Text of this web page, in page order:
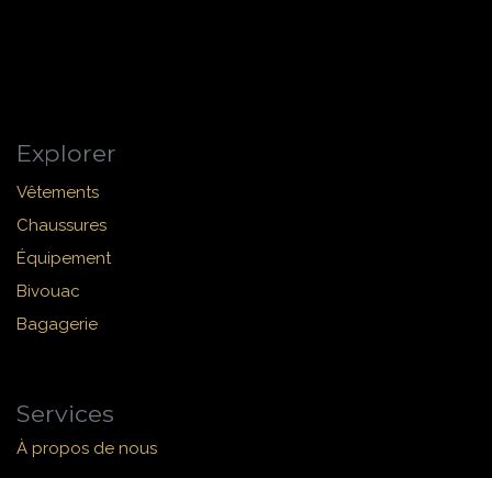
Explorer
Vêtements
Chaussures
Équipement
Bivouac
Bagagerie
Services
À propos de nous